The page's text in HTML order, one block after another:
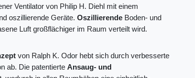
Ventilator von Philip H. Diehl mit einem
oszillierende Geräte. Oszillierende Boden- und
Luft großflächiger im Raum verteilt wird.
von Ralph K. Odor hebt sich durch verbesserte
ab. Die patentierte Ansaug- und